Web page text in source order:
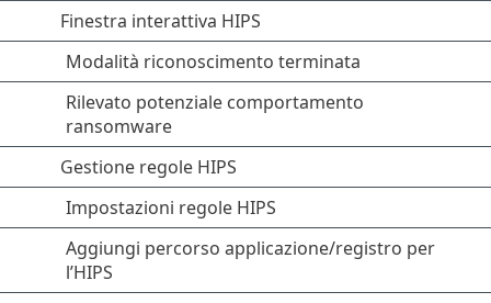
Finestra interattiva HIPS
Modalità riconoscimento terminata
Rilevato potenziale comportamento
ransomware
Gestione regole HIPS
Impostazioni regole HIPS
Aggiungi percorso applicazione/registro per
l’HIPS